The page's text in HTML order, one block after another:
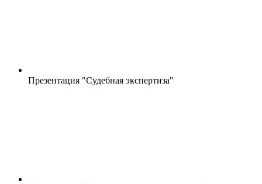
Презентация "Судебная экспертиза"